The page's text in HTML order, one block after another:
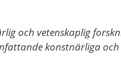
och vetenskaplig
konstnärliga